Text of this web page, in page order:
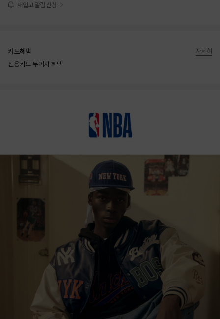
재입고 알림 신청
카드혜택
신용카드 무이자 혜택
자세히